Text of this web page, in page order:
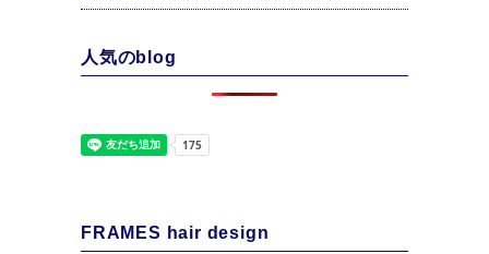
人気のblog
FRAMES hair design